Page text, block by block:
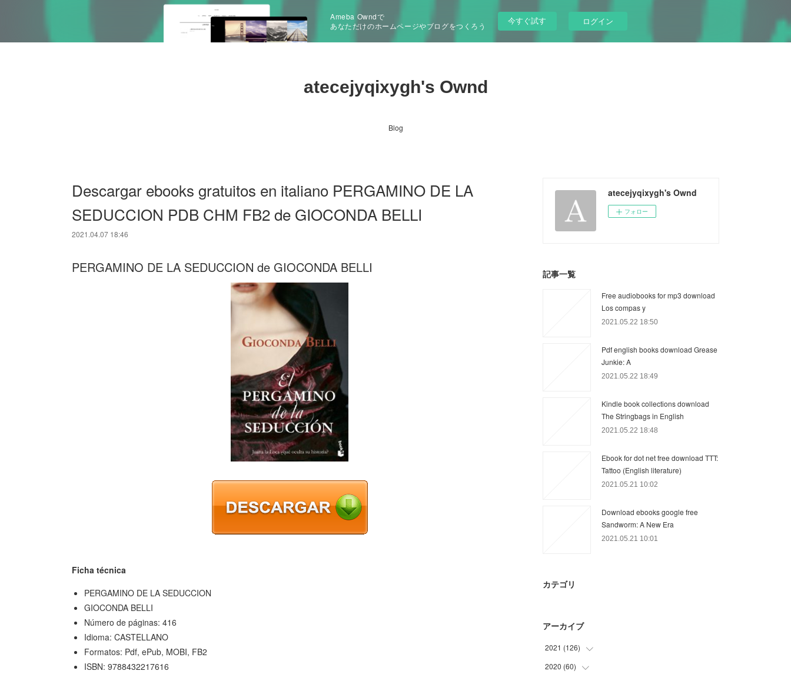
Ameba Owndで
あなただけのホームページやブログをつくろう
今すぐ試す ログイン
atecejyqixygh's Ownd
Blog
Descargar ebooks gratuitos en italiano PERGAMINO DE LA
SEDUCCION PDB CHM FB2 de GIOCONDA BELLI
2021.04.07 18:46
PERGAMINO DE LA SEDUCCION de GIOCONDA BELLI
Ficha técnica
PERGAMINO DE LA SEDUCCION
GIOCONDA BELLI
Número de páginas: 416
Idioma: CASTELLANO
Formatos: Pdf, ePub, MOBI, FB2
ISBN: 9788432217616
atecejyqixygh's Ownd
フォロー
記事一覧
Free audiobooks for mp3 download
Los compas y
2021.05.22 18:50
Pdf english books download Grease
Junkie: A
2021.05.22 18:49
Kindle book collections download
The Stringbags in English
2021.05.22 18:48
Ebook for dot net free download TTT:
Tattoo (English literature)
2021.05.21 10:02
Download ebooks google free
Sandworm: A New Era
2021.05.21 10:01
カテゴリ
アーカイブ
2021 (126)
(39
)
2020 (60)